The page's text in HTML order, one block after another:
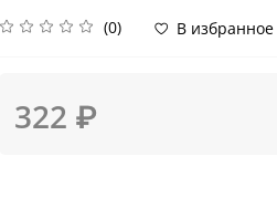
(0) В избранное
322 ₽